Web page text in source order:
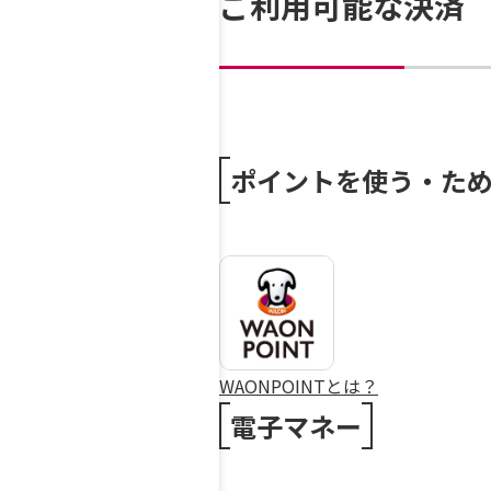
ポイントを使う・た
WAONPOINTとは？
電子マネー